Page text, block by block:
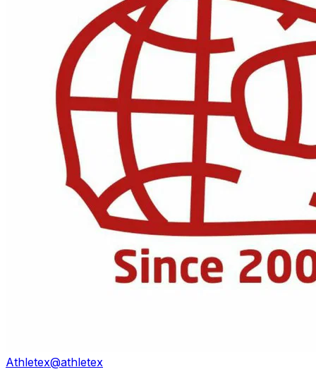
Athletex@athletex